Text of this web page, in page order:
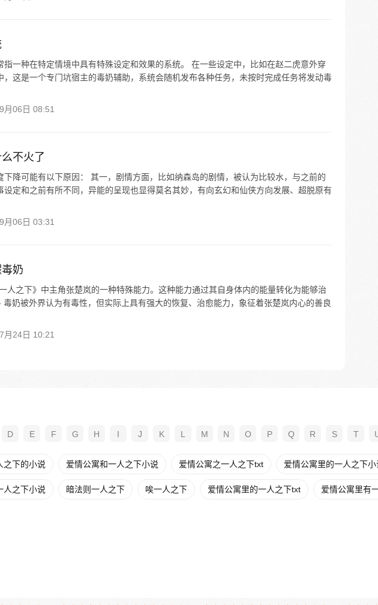
指一种在特定情境中具有特殊设定和效果的系统。 在一些设定中，比如在赵二虎意外穿
，这是一个专门坑宿主的毒奶辅助，系统会随机发布各种任务，未按时完成任务将发动毒
月06日 08:51
不火了
下降可能有以下原因： 其一，剧情方面，比如纳森岛的剧情，被认为比较水，与之前的
设定和之前有所不同，异能的呈现也显得莫名其妙，有向玄幻和仙侠方向发展、超脱原有
月06日 03:31
奶
人之下》中主角张楚岚的一种特殊能力。这种能力通过其自身体内的能量转化为能够治
毒奶被外界认为有毒性，但实际上具有强大的恢复、治愈能力，象征着张楚岚内心的善良
月24日 10:21
D E F G H I J K L M N O P Q R S T
之下的小说 爱情公寓和一人之下小说 爱情公寓之一人之下txt 爱情公寓里的一人之下小
人之下小说 暗法则一人之下 唉一人之下 爱情公寓里的一人之下txt 爱情公寓里有